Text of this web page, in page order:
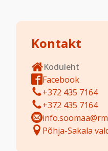
Kontakt
Koduleht
Facebook
+372 435 7164
+372 435 7164
Põhja-Sakala